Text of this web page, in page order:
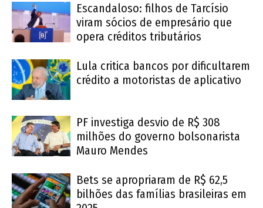
Escandaloso: filhos de Tarcísio
viram sócios de empresário que
opera créditos tributários
Lula critica bancos por dificultarem
crédito a motoristas de aplicativo
PF investiga desvio de R$ 308
milhões do governo bolsonarista
Mauro Mendes
Bets se apropriaram de R$ 62,5
bilhões das famílias brasileiras em